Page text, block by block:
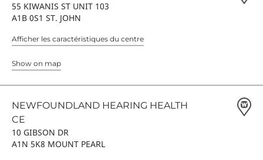
55 KIWANIS ST UNIT 103
A1B 0S1 ST. JOHN
Afficher les caractéristiques du centre
Show on map
NEWFOUNDLAND HEARING HEALTH
CE
10 GIBSON DR
A1N 5K8 MOUNT PEARL